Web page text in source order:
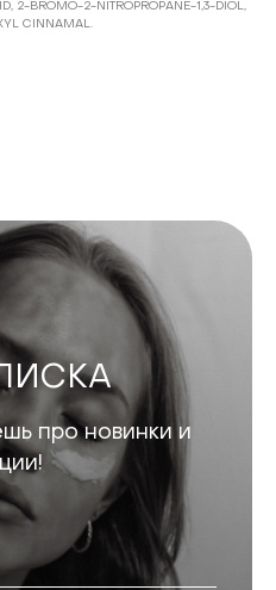
2-BROMO-2-NITROPROPANE-1,3-DIOL,
CINNAMAL.
про новинки и